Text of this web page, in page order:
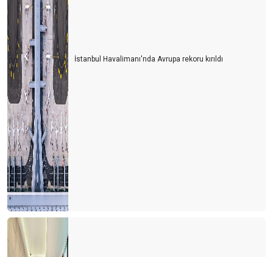
İstanbul Havalimanı'nda Avrupa rekoru kırıldı